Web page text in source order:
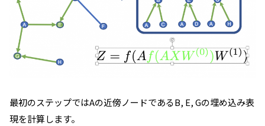
最初のステップではAの近傍ノードであるB, E, Gの埋め込み表
現を計算します。